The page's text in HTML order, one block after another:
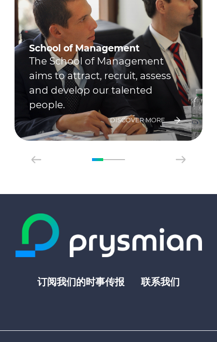
School of Management
The School of Management
aims to attract, recruit, assess
and develop our talented
people.
DISCOVER MORE
Footer订阅我们的时事传报 联系我们